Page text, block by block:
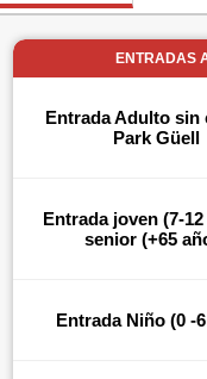
ENTRADAS
Entrada Adulto sin
Park Güell
Entrada joven (7-
senior (+65
Entrada Niño (0 -